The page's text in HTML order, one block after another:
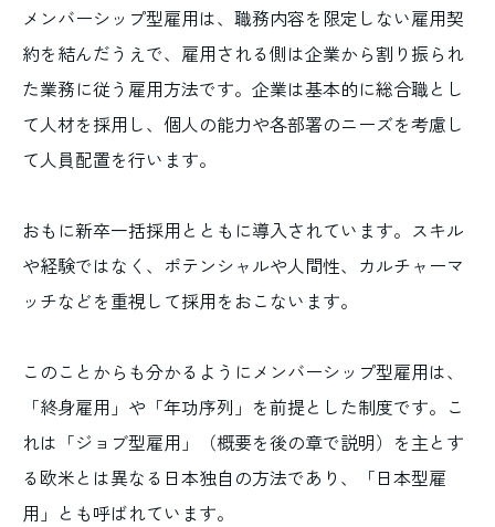
メンバーシップ型雇用は、職務内容を限定しない雇用契
約を結んだうえで、雇用される側は企業から割り振られ
た業務に従う雇用方法です。企業は基本的に総合職とし
て人材を採用し、個人の能力や各部署のニーズを考慮し
て人員配置を行います。
おもに新卒一括採用とともに導入されています。スキル
や経験ではなく、ポテンシャルや人間性、カルチャーマ
ッチなどを重視して採用をおこないます。
このことからも分かるようにメンバーシップ型雇用は、
「終身雇用」や「年功序列」を前提とした制度です。こ
れは「ジョブ型雇用」（概要を後の章で説明）を主とす
る欧米とは異なる日本独自の方法であり、「日本型雇
用」とも呼ばれています。